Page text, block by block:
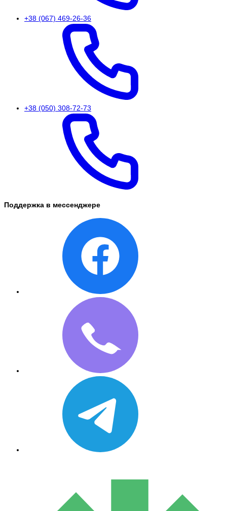
+38 (067) 469-26-36
+38 (050) 308-72-73
Поддержка в мессенджере